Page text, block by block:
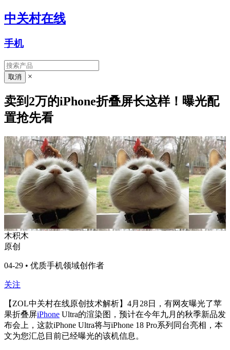
中关村在线
手机
×
卖到2万的iPhone折叠屏长这样！曝光配
置抢先看
木积木
原创
04-29 • 优质手机领域创作者
关注
【ZOL中关村在线原创技术解析】4月28日，有网友曝光了苹
果折叠屏iPhone Ultra的渲染图，预计在今年九月的秋季新品发
布会上，这款iPhone Ultra将与iPhone 18 Pro系列同台亮相，本
文为您汇总目前已经曝光的该机信息。